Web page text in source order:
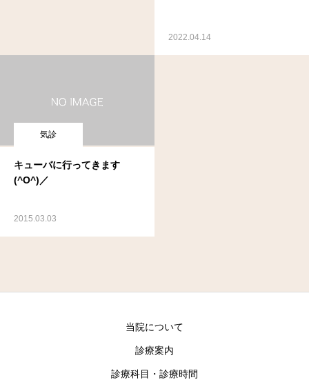
2022.04.14
気診
キューバに行ってきます
(^O^)／
2015.03.03
当院について
診療案内
診療科目・診療時間